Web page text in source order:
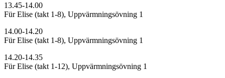
13.45-14.00
Für Elise (takt 1-8), Uppvärmningsövning 1
14.00-14.20
Für Elise (takt 1-8), Uppvärmningsövning 1
14.20-14.35
Für Elise (takt 1-12), Uppvärmningsövning 1